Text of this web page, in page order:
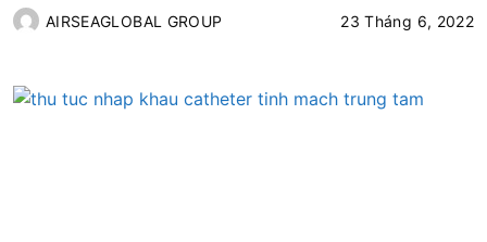
AIRSEAGLOBAL GROUP 23 Tháng 6, 2022